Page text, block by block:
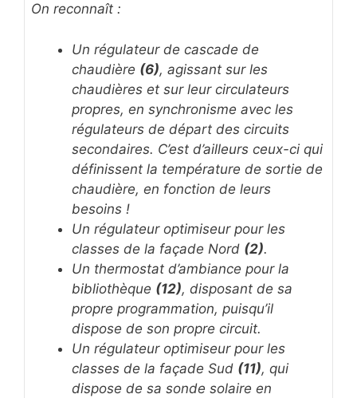
On reconnaît :
Un régulateur de cascade de
chaudière (6), agissant sur les
chaudières et sur leur circulateurs
propres, en synchronisme avec les
régulateurs de départ des circuits
secondaires. C’est d’ailleurs ceux-ci qui
définissent la température de sortie de
chaudière, en fonction de leurs
besoins !
Un régulateur optimiseur pour les
classes de la façade Nord (2).
Un thermostat d’ambiance pour la
bibliothèque (12), disposant de sa
propre programmation, puisqu’il
dispose de son propre circuit.
Un régulateur optimiseur pour les
classes de la façade Sud (11), qui
dispose de sa sonde solaire en